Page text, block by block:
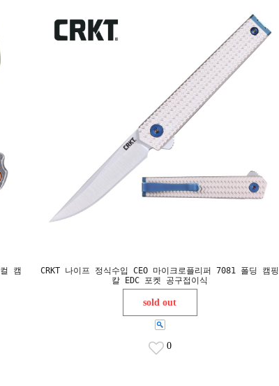
캠
CRKT 나이프 정식수입 CEO 마이크로플리퍼 7081 폴딩 캠핑
칼 EDC 포켓 공구접이식
sold out
0